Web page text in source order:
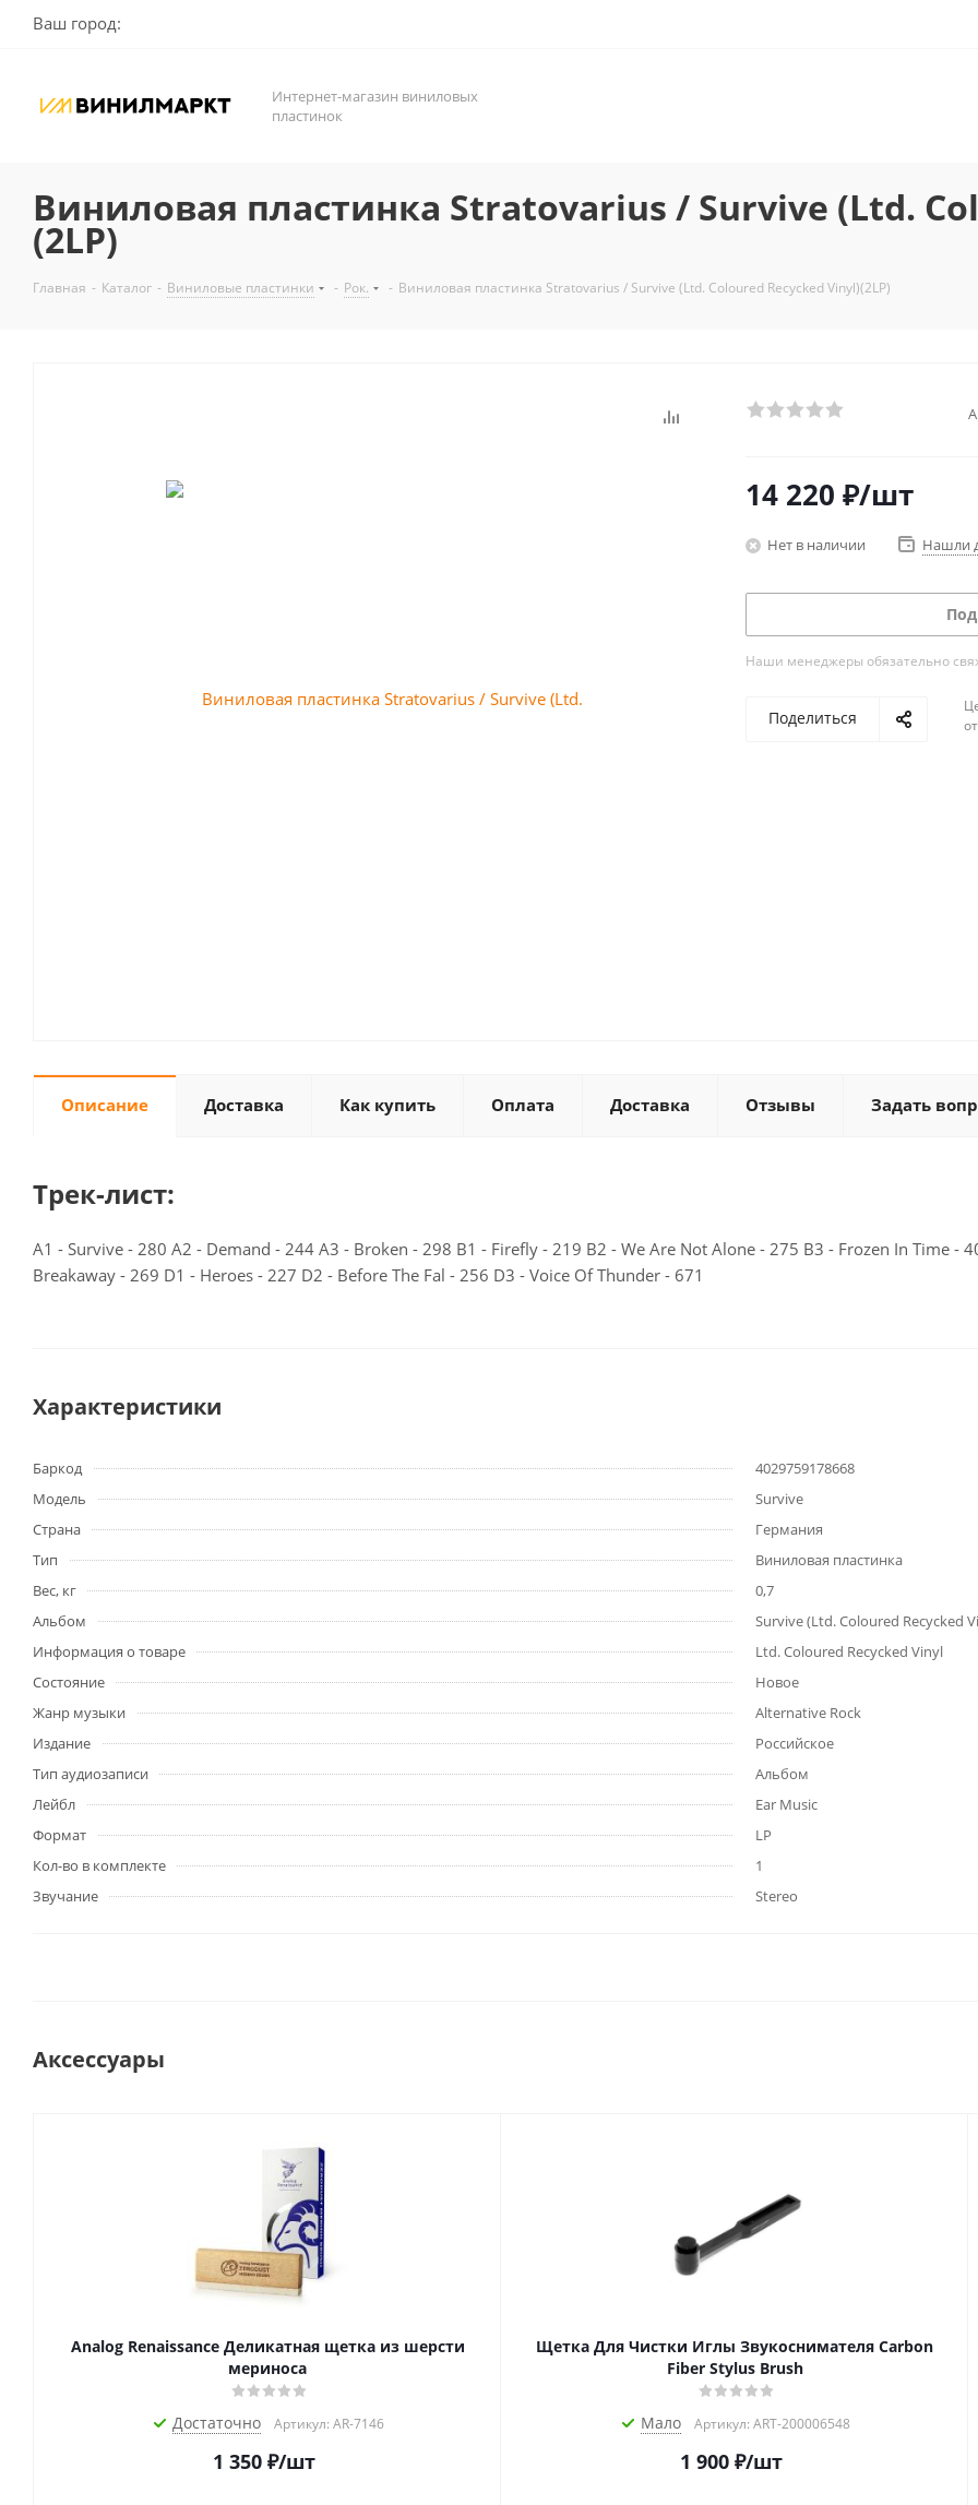
Ваш город:
Интернет-магазин виниловых
пластинок
Виниловая пластинка Stratovarius / Survive (Ltd.
(2LP)
Главная - Каталог - Виниловые пластинки - Рок. - Виниловая пластинка Stratovarius / Survive (Ltd. Coloured Recycked Vinyl)(2LP)
14 220 ₽/шт
Нет в наличии Нашли
Наши менеджеры обязательно
Поделиться
Описание Доставка Как купить Оплата Доставка Отзывы Задать
Трек-лист:
A1 - Survive - 280 A2 - Demand - 244 A3 - Broken - 298 B1 - Firefly - 219 B2 - We Are Not Alone - 275 B3 - Frozen In Time -
Breakaway - 269 D1 - Heroes - 227 D2 - Before The Fal - 256 D3 - Voice Of Thunder - 671
Характеристики
Баркод
4029759178668
Модель
Survive
Страна
Германия
Тип
Виниловая пластинка
Вес, кг
0,7
Альбом
Survive (Ltd. Coloured Recycked
Информация о товаре
Ltd. Coloured Recycked Vinyl
Состояние
Новое
Жанр музыки
Alternative Rock
Издание
Российское
Тип аудиозаписи
Альбом
Лейбл
Ear Music
Формат
LP
Кол-во в комплекте
1
Звучание
Stereo
Аксессуары
Analog Renaissance Деликатная щетка из шерсти
мериноса
Достаточно Артикул: AR-7146
1 350₽/шт
Щетка Для Чистки Иглы Звукоснимателя Carbon
Fiber Stylus Brush
Мало Артикул: ART-200006548
1 900₽/шт